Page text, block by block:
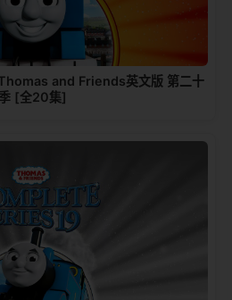
Thomas and Friends英文版 第二十
季 [全20集]